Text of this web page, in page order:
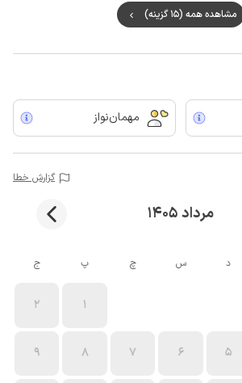
مشاهده همه (15 گزینه)
مهمان‌نواز
گزارش خطا
مرداد 1405
د س چ پ ج
1
2
5
6
7
8
9